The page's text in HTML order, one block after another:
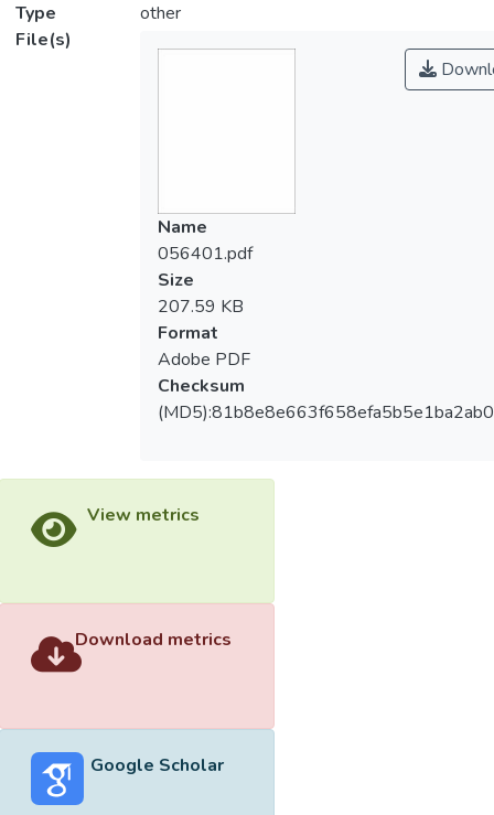
Type
other
File(s)
Name
056401.pdf
Size
207.59 KB
Format
Adobe PDF
Checksum
View metrics
Download metrics
Google Scholar